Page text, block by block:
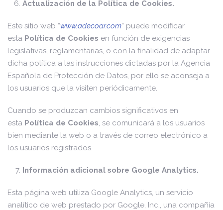
Actualización de la Política de Cookies.
Este sitio web “www.adecoar.com” puede modificar
esta Política de Cookies en función de exigencias
legislativas, reglamentarias, o con la finalidad de adaptar
dicha política a las instrucciones dictadas por la Agencia
Española de Protección de Datos, por ello se aconseja a
los usuarios que la visiten periódicamente.
Cuando se produzcan cambios significativos en
esta Política de Cookies, se comunicará a los usuarios
bien mediante la web o a través de correo electrónico a
los usuarios registrados.
Información adicional sobre Google Analytics.
Esta página web utiliza Google Analytics, un servicio
analítico de web prestado por Google, Inc., una compañía